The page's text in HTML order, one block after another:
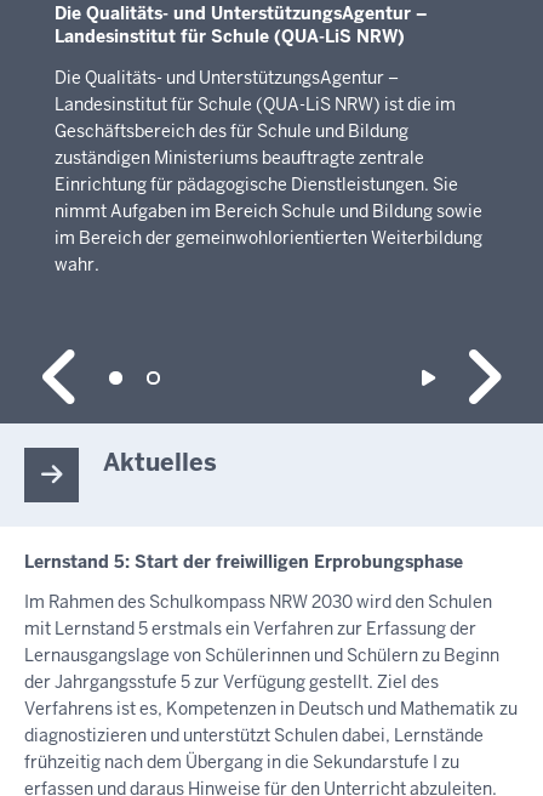
Die Qualitäts- und UnterstützungsAgentur –
Landesinstitut für Schule (QUA-LiS NRW)
Die Qualitäts- und UnterstützungsAgentur –
Landesinstitut für Schule (QUA-LiS NRW) ist die im
Geschäftsbereich des für Schule und Bildung
zuständigen Ministeriums beauftragte zentrale
Einrichtung für pädagogische Dienstleistungen. Sie
nimmt Aufgaben im Bereich Schule und Bildung sowie
im Bereich der gemeinwohlorientierten Weiterbildung
wahr.
Aktuelles
Lernstand 5: Start der freiwilligen Erprobungsphase
Im Rahmen des Schulkompass NRW 2030 wird den Schulen
mit Lernstand 5 erstmals ein Verfahren zur Erfassung der
Lernausgangslage von Schülerinnen und Schülern zu Beginn
der Jahrgangsstufe 5 zur Verfügung gestellt. Ziel des
Verfahrens ist es, Kompetenzen in Deutsch und Mathematik zu
diagnostizieren und unterstützt Schulen dabei, Lernstände
frühzeitig nach dem Übergang in die Sekundarstufe I zu
erfassen und daraus Hinweise für den Unterricht abzuleiten.